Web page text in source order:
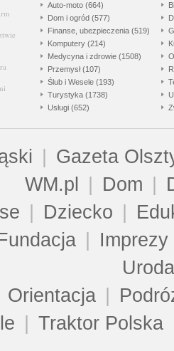
Auto-moto (664)
Dom i ogród (577)
Finanse, ubezpieczenia (519)
Komputery (214)
Medycyna i zdrowie (1508)
Przemysł (107)
Ślub i Wesele (193)
Turystyka (1738)
Usługi (652)
Gazeta
WM.pl
Dom
Dziecko
Imprezy
Uroda
Orientacja
Traktor Polska